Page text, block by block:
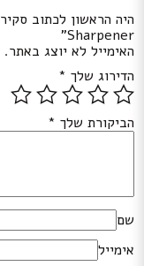
Sharpener”
האימייל לא יוצג באתר.
הדירוג שלך *
הביקורת שלך *
שם
אימייל